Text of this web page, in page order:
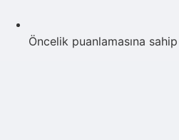
Öncelik puanlamasına sahip